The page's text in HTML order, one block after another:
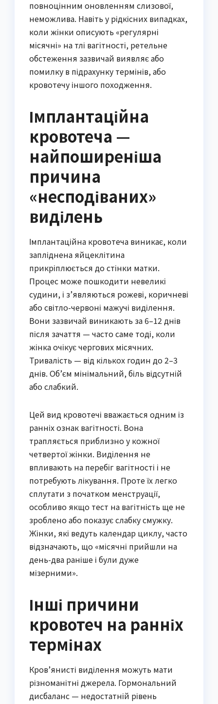
повноцінним оновленням слизової,
неможлива. Навіть у рідкісних випадках,
коли жінки описують «регулярні
місячні» на тлі вагітності, ретельне
обстеження зазвичай виявляє або
помилку в підрахунку термінів, або
кровотечу іншого походження.
Імплантаційна
кровотеча —
найпоширеніша
причина
«несподіваних»
виділень
Імплантаційна кровотеча виникає, коли
запліднена яйцеклітина
прикріплюється до стінки матки.
Процес може пошкодити невеликі
судини, і з’являються рожеві, коричневі
або світло-червоні мажучі виділення.
Вони зазвичай виникають за 6–12 днів
після зачаття — часто саме тоді, коли
жінка очікує чергових місячних.
Тривалість — від кількох годин до 2–3
днів. Об’єм мінімальний, біль відсутній
або слабкий.
Цей вид кровотечі вважається одним із
ранніх ознак вагітності. Вона
трапляється приблизно у кожної
четвертої жінки. Виділення не
впливають на перебіг вагітності і не
потребують лікування. Проте їх легко
сплутати з початком менструації,
особливо якщо тест на вагітність ще не
зроблено або показує слабку смужку.
Жінки, які ведуть календар циклу, часто
відзначають, що «місячні прийшли на
день-два раніше і були дуже
мізерними».
Інші причини
кровотеч на ранніх
термінах
Кров’янисті виділення можуть мати
різноманітні джерела. Гормональний
дисбаланс — недостатній рівень